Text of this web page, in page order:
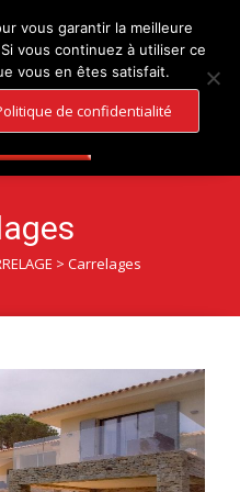
contact@mgcr.fr
> Carrelages
vous garantir la meilleure
vous continuez à utiliser ce
vous en êtes satisfait.
de confidentialité